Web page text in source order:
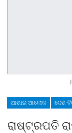
ଆଶାର ଆଲୋକ ଦେଶ-
ରାଷ୍ଟ୍ରପତି